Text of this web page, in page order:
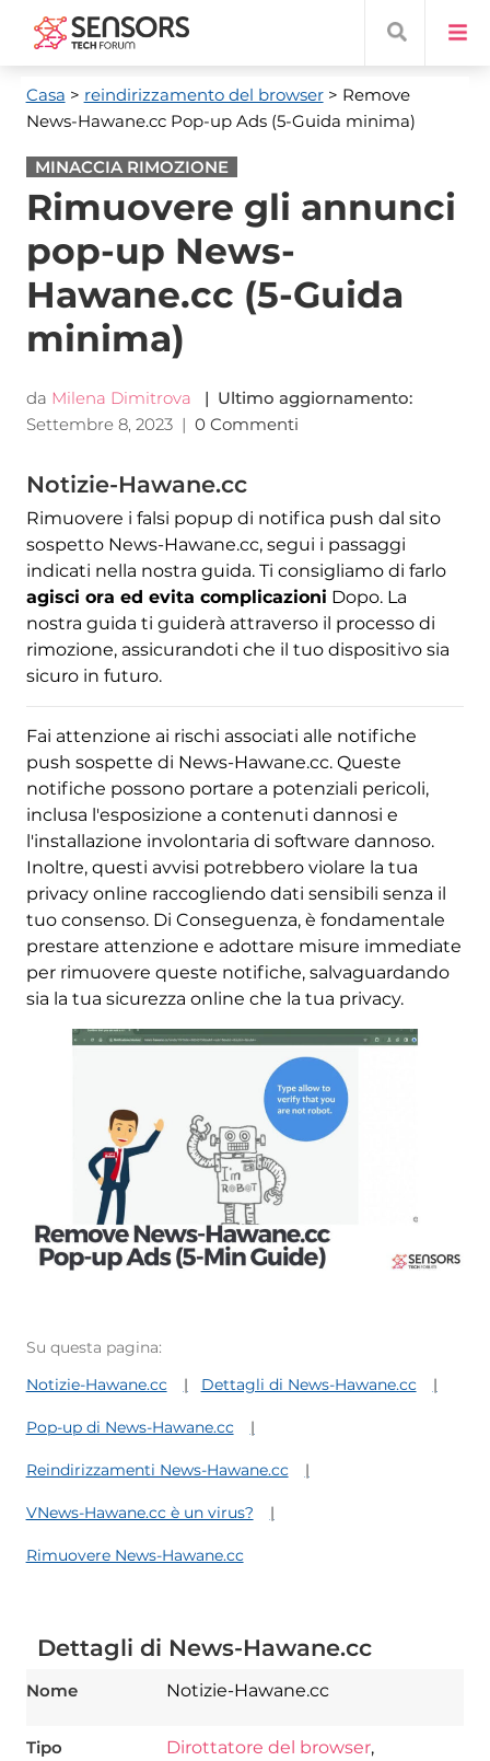
Casa > reindirizzamento del browser > Remove
News-Hawane.cc Pop-up Ads(5-Guida minima)
MINACCIA RIMOZIONE
Rimuovere gli annunci
pop-up News-
Hawane.cc (5-Guida
minima)
da Milena Dimitrova
| Ultimo aggiornamento:
Settembre 8, 2023| 0 Commenti
Notizie-Hawane.cc
Rimuovere i falsi popup di notifica push dal sito
sospetto News-Hawane.cc, segui i passaggi
indicati nella nostra guida. Ti consigliamo di farlo
agisci ora ed evita complicazioni Dopo. La
nostra guida ti guiderà attraverso il processo di
rimozione, assicurandoti che il tuo dispositivo sia
sicuro in futuro.
Fai attenzione ai rischi associati alle notifiche
push sospette di News-Hawane.cc. Queste
notifiche possono portare a potenziali pericoli,
inclusa l'esposizione a contenuti dannosi e
l'installazione involontaria di software dannoso.
Inoltre, questi avvisi potrebbero violare la tua
privacy online raccogliendo dati sensibili senza il
tuo consenso. Di Conseguenza, è fondamentale
prestare attenzione e adottare misure immediate
per rimuovere queste notifiche, salvaguardando
sia la tua sicurezza online che la tua privacy.
Su questa pagina:
Notizie-Hawane.cc
Dettagli di News-Hawane.cc
Pop-up di News-Hawane.cc
Reindirizzamenti News-Hawane.cc
VNews-Hawane.cc è un virus?
Rimuovere News-Hawane.cc
Dettagli di News-Hawane.cc
Nome Notizie-Hawane.cc
Tipo Dirottatore del browser,